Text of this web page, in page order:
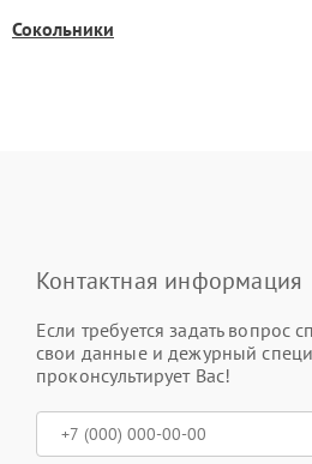
Сокольники
Контактная информация
Если требуется задать вопрос
свои данные и дежурный
проконсультирует Вас!